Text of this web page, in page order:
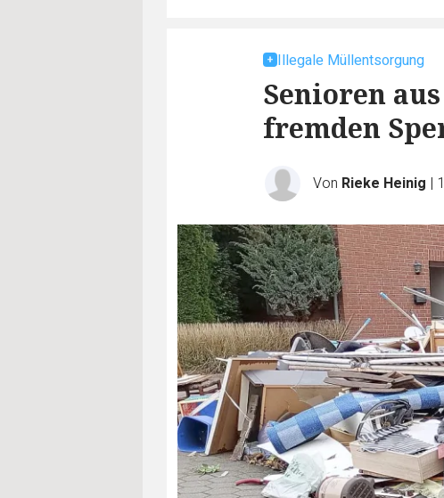
Illegale Müllentsorgung
Senioren
fremden
Von Rieke Heinig |